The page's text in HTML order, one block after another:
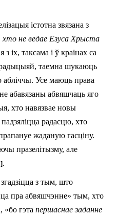
істотна звя­зана з
хто не ведае Езуса Хрыста
з іх, таксама і ў краінах са
таемна шукаюць
Усе маюць права
абавязаны абвяшчаць яго
хто навязвае новы
радасцю, хто
жаданую гасціну.
празелітызму, але
.
з тым, што
пра абвяшчэнне» тым, хто
«бо гэта першаснае заданне